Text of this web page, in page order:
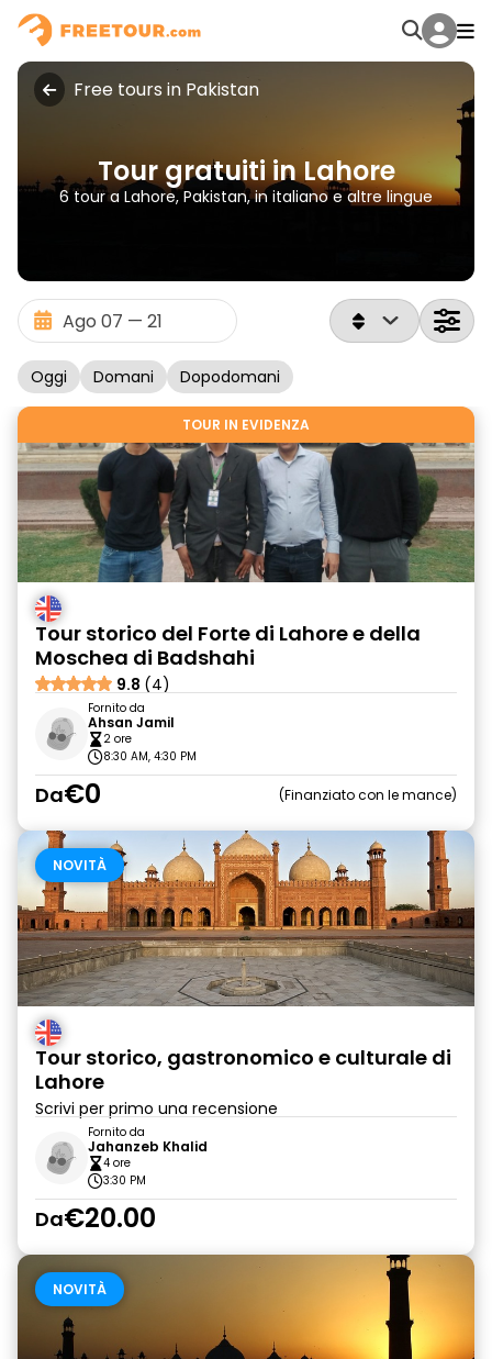
Free tours in Pakistan
Tour gratuiti in Lahore
6 tour a Lahore, Pakistan, in italiano e altre lingue
Oggi Domani Dopodomani
TOUR IN EVIDENZA
Tour storico del Forte di Lahore e della
Moschea di Badshahi
9.8 (4)
Fornito da
Ahsan Jamil
2 ore
8:30 AM, 4:30 PM
Da€0 Finanziato con le mance
NOVITÀ
Tour storico, gastronomico e culturale di
Lahore
Scrivi per primo una recensione
Fornito da
Jahanzeb Khalid
4 ore
3:30 PM
Da€20.00
NOVITÀ